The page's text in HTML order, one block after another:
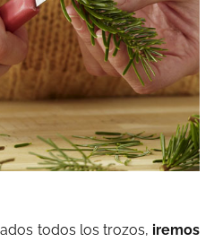
todos los trozos, iremos